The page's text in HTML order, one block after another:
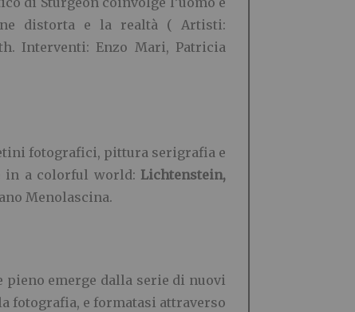
distorta e la realtà ( Artisti:
Interventi: Enzo Mari, Patricia
fotografici, pittura serigrafia e
in a colorful world: Lichtenstein,
Menolascina.
emerge dalla serie di nuovi
fotografia, e formatasi attraverso